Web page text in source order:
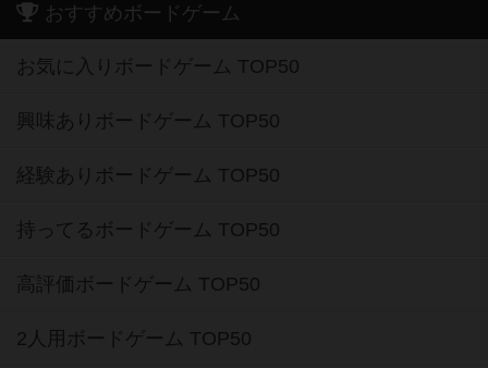
おすすめボードゲーム
お気に入りボードゲーム TOP50
興味ありボードゲーム TOP50
経験ありボードゲーム TOP50
持ってるボードゲーム TOP50
高評価ボードゲーム TOP50
2人用ボードゲーム TOP50